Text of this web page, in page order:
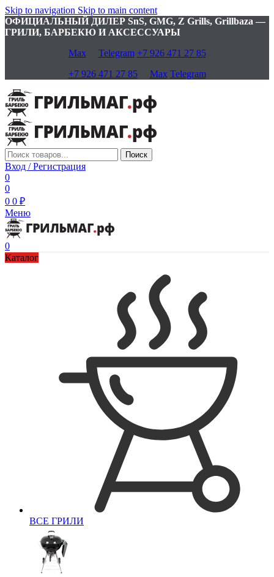
Skip to navigation Skip to main content
ОФИЦИАЛЬНЫЙ ДИЛЕР SnS, GMG, Z Grills, Grillbaza —
ГРИЛИ, БАРБЕКЮ И АКСЕССУАРЫ
Max
Telegram +7 926 471 27 85
+7 926 471 27 85
Max Telegram
Поиск
Вход / Регистрация
0
0
0 0 ₽
Меню
0
Каталог
ВСЕ ГРИЛИ